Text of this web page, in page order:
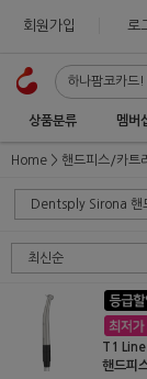
회원가입 로
상품분류 멤버
Home 핸드피스/카트
T1 Line
핸드피